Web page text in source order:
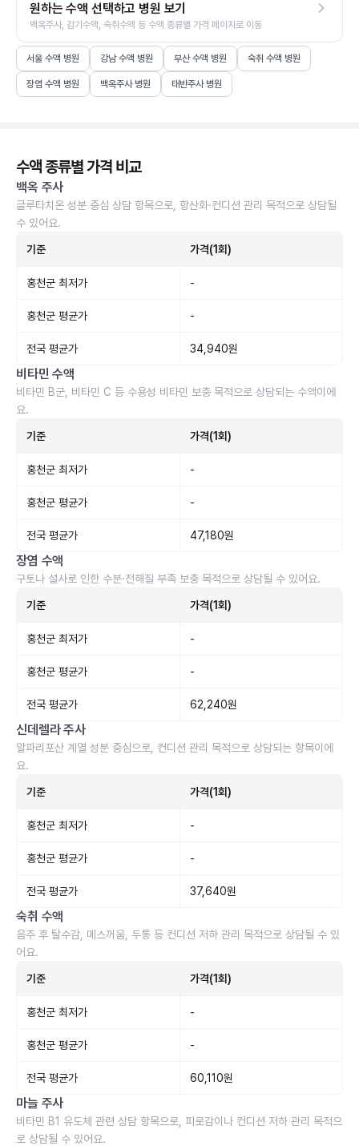
원하는 수액 선택하고 병원 보기
백옥주사, 감기수액, 숙취수액 등 수액 종류별 가격 페이지로 이동
서울 수액 병원 강남 수액 병원 부산 수액 병원 숙취 수액 병원
장염 수액 병원 백옥주사 병원 태반주사 병원
수액 종류별 가격 비교
백옥 주사
글루타치온 성분 중심 상담 항목으로, 항산화·컨디션 관리 목적으로 상담될
수 있어요.
기준 가격(1회)
홍천군 최저가 -
홍천군 평균가 -
전국 평균가 34,940원
비타민 수액
비타민 B군, 비타민 C 등 수용성 비타민 보충 목적으로 상담되는 수액이에
요.
기준 가격(1회)
홍천군 최저가 -
홍천군 평균가 -
전국 평균가 47,180원
장염 수액
구토나 설사로 인한 수분·전해질 부족 보충 목적으로 상담될 수 있어요.
기준 가격(1회)
홍천군 최저가 -
홍천군 평균가 -
전국 평균가 62,240원
신데렐라 주사
알파리포산 계열 성분 중심으로, 컨디션 관리 목적으로 상담되는 항목이에
요.
기준 가격(1회)
홍천군 최저가 -
홍천군 평균가 -
전국 평균가 37,640원
숙취 수액
음주 후 탈수감, 메스꺼움, 두통 등 컨디션 저하 관리 목적으로 상담될 수 있
어요.
기준 가격(1회)
홍천군 최저가 -
홍천군 평균가 -
전국 평균가 60,110원
마늘 주사
비타민 B1 유도체 관련 상담 항목으로, 피로감이나 컨디션 저하 관리 목적으
로 상담될 수 있어요.